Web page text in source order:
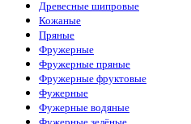
Jo Malone (12)
John Varvatos
Joop! (1)
Juliette Has A Gun
Kajal (4)
Katty Perry (1)
Kayali (3)
Kenzo (5)
Древесные шипровые
Кожаные
Пряные
Фружерные
Фружерные пряные
Фружерные фруктовые
Фужерные
Фужерные водяные